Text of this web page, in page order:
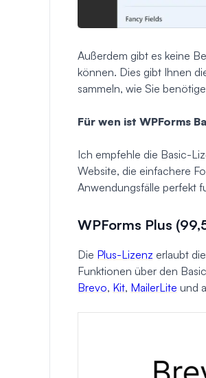
Außerdem gibt es keine
können. Dies gibt Ihnen
sammeln, wie Sie
Für wen ist WPForms
Ich empfehle die Basic-
Website, die einfachere
Anwendungsfälle perfekt
WPForms Plus
Die Plus-Lizenz erlaubt die
Funktionen über den
Brevo, Kit, MailerLite und